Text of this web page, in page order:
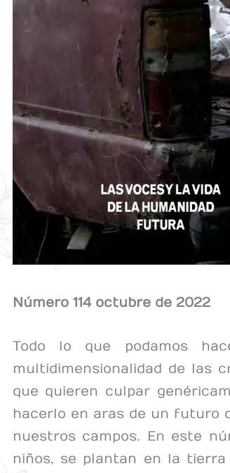
Número 114 octubre de 2022
Todo lo que podamos
multidimensionalidad de las
que quieren culpar
hacerlo en aras de un futuro
nuestros campos. En este
niños, se plantan en la